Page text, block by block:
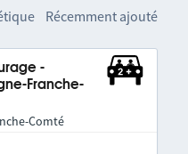
Récemment ajouté
-
Franche-
Comté